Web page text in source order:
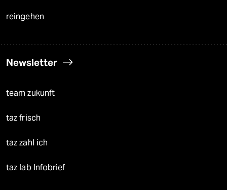
reingehen
Newsletter
team zukunft
taz frisch
taz zahl ich
taz lab Infobrief